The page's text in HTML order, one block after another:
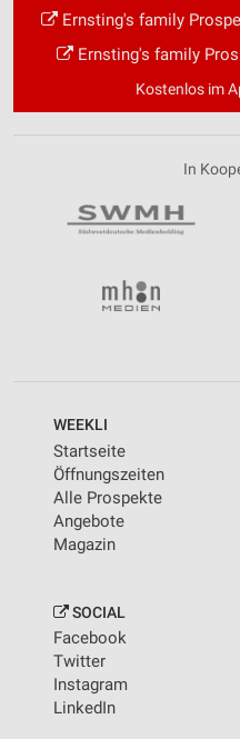
Ernsting's family
Ernsting's family
Kostenlos im
In
WEEKLI
Startseite
Öffnungszeiten
Alle Prospekte
Angebote
Magazin
SOCIAL
Facebook
Twitter
Instagram
LinkedIn